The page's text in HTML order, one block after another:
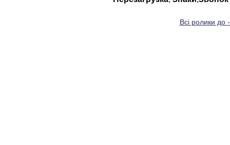
Всі ролики до